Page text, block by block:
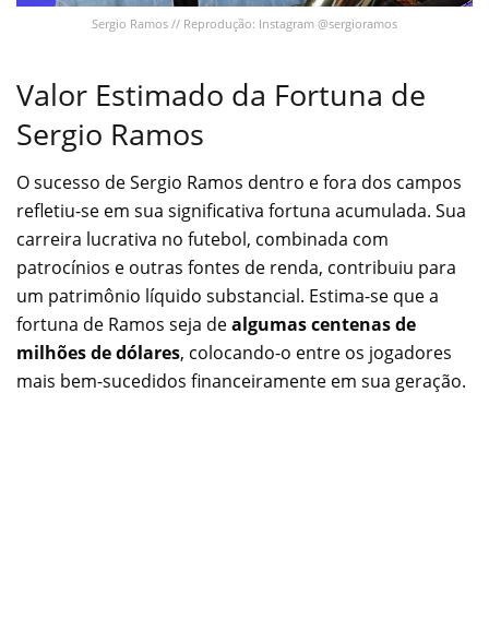
Sergio Ramos // Reprodução: Instagram @sergioramos
Valor Estimado da Fortuna de
Sergio Ramos
O sucesso de Sergio Ramos dentro e fora dos campos
refletiu-se em sua significativa fortuna acumulada. Sua
carreira lucrativa no futebol, combinada com
patrocínios e outras fontes de renda, contribuiu para
um patrimônio líquido substancial. Estima-se que a
fortuna de Ramos seja dealgumas centenas de
milhões de dólares, colocando-o entre os jogadores
mais bem-sucedidos financeiramente em sua geração.